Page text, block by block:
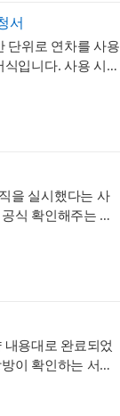
서
단위로 연차를 사용
입니다. 사용 시간
준표를 계약서 자
와 승인자 모두 몇
서 자체에서 바로
총 2시간)"처럼
함께 기재하도록
단위로 병원 진
무에 유연하게 대
따라 차감기준은
를 명시해, 하루 8
서도 환산 기준을
내
두어, 시간단위
수 있는 업무 공백
일 8시간(주 40시
므로,소정근로시간
을 그대로 적용하
. 예를 들어 소정근
라면 1시간당 연
을 실시했다는 사
식 확인해주는 증
)이 사전 승인 절차
서는 이미 실시된
여 미지급)"이라는
직이 유급이 아닌
서상 명확히 못박
휴직 기준이 적용
로, 이 무급휴직이
내부 규정 절차를
시
자)의 서명과 회사
가 이 문서를 대외
용대로 완료되었
이 확인하는 서식
수량과 완료 수량
여부와 하자보증기
및 하자 확인 관련